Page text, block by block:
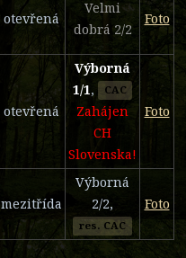
otevřená
Velmi
dobrá 2/2
Foto
otevřená
Výborná
1/1, CAC
Zahájen
CH
Slovenska!
Foto
mezitřída
Výborná
2/2,
res. CAC
Foto